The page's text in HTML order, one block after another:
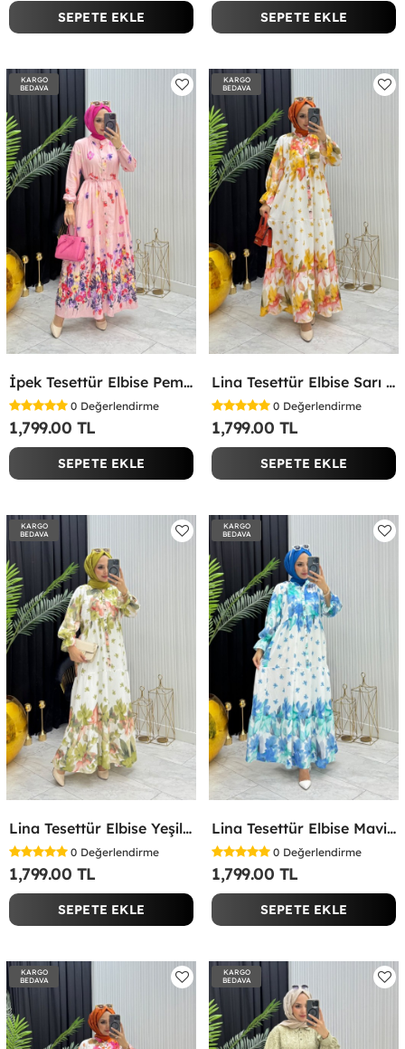
SEPETE EKLE SEPETE EKLE
KARGO
BEDAVA
İpek Tesettür Elbise Pembe Pembe
0 Değerlendirme
1,799.00 TL
SEPETE EKLE
KARGO
BEDAVA
Lina Tesettür Elbise Sarı Sarı
0 Değerlendirme
1,799.00 TL
SEPETE EKLE
KARGO
BEDAVA
Lina Tesettür Elbise Yeşil Yeşil
0 Değerlendirme
1,799.00 TL
SEPETE EKLE
KARGO
BEDAVA
Lina Tesettür Elbise Mavi Mavi
0 Değerlendirme
1,799.00 TL
SEPETE EKLE
KARGO
BEDAVA
KARGO
BEDAVA